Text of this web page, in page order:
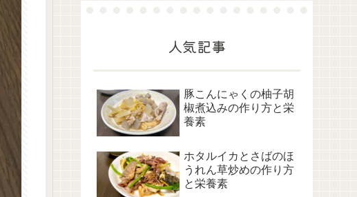
人気記事
豚こんにゃくの柚子胡
椒煮込みの作り方と栄
養素
ホタルイカとさばのほ
うれん草炒めの作り方
と栄養素